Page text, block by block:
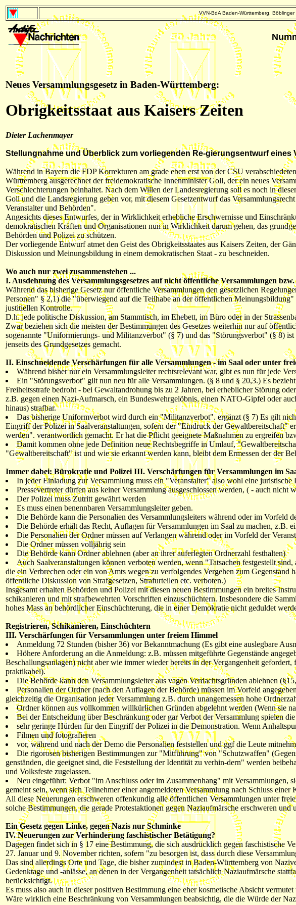
VVN-BdA Baden-Württemberg,
Neues Versammlungsgesetz in Baden-Württemberg:
Obrigkeitsstaat aus Kaisers Zeiten
Dieter Lachenmayer
Stellungnahme und Überblick zum vorliegenden Re-gierungsentwurf eines
Während in Bayern die FDP Korrekturen am grade eben erst von der CSU
Württemberg ausgerechnet der freidemokratische Innenminister Goll, der ein neues
Verschlechterungen beinhaltet. Nach dem Willen der Landesregierung soll es noch in
Goll und die Landsregierung geben vor, mit diesem Gesetzentwurf das
Veranstalter und Behörden".
Angesichts dieses Entwurfes, der in Wirklichkeit erhebliche Erschwernisse und
demokratischen Kräften und Organisationen nun in Wirklichkeit darum gehen, das
Behörden und Polizei zu schützen.
Der vorliegende Entwurf atmet den Geist des Obrigkeitsstaates aus Kaisers Zeiten, der
Diskussion und Meinungsbildung in einem demokratischen Staat - zu beschneiden.
Wo auch nur zwei zusammenstehen ...
I. Ausdehnung des Versammlungsgesetzes auf nicht öffentliche Versammlungen
Während das bisherige Gesetz nur öffentliche Versammlungen den gesetzlichen
Personen" § 2,1) die "überwiegend auf die Teilhabe an der öffentlichen
justitiellen Kontrolle.
D.h. jede politische Diskussion, am Stammtisch, im Ehebett, im Büro oder in der
Zwar beziehen sich die meisten der Bestimmungen des Gesetzes weiterhin nur auf
sogenannte "Uniformierungs- und Militanzverbot" (§ 7) und das "Störungsverbot" (§ 8)
jenseits des Grundgesetzes gemacht.
II. Einschneidende Verschärfungen für alle Versammlungen - im Saal oder unter
Während bisher nur ein Versammlungsleiter rechtsrelevant war, gibt es nun für jede
Ein "Störungsverbot" gilt nun neu für alle Versammlungen. (§ 8 und § 20,3.) Es
Freiheitsstrafe bedroht - bei Gewaltandrohung bis zu 2 Jahren, bei erheblicher Störung
z.B. gegen einen Nazi-Aufmarsch, ein Bundeswehrgelöbnis, einen NATO-Gipfel oder
hinaus) strafbar.
Das bisherige Uniformverbot wird durch ein "Militanzverbot". ergänzt (§ 7) Es gilt
Eingriff der Polizei in Saalveranstaltungen, sofern der "Eindruck der Gewaltbereitschaft"
werden". verantwortlich gemacht. Er hat die Pflicht geeignete Maßnahmen zu ergreifen
Damit kommen ohne jede Definition neue Rechtsbegriffe in Umlauf,
"Gewaltbereitschaft" ist und wie sie erkannt werden kann, bleibt dem Ermessen der der
Immer dabei: Bürokratie und Polizei III. Verschärfungen für Versammlungen im
In jeder Einladung zur Versammlung muss ein "Veranstalter" also wohl eine
Pressevertreter dürfen aus keiner Versammlung ausgeschlossen werden, ( - auch
Der Polizei muss Zutritt gewährt werden
Es muss einen benennbaren Versammlungsleiter geben.
Die Behörde kann die Personalien des Versammlungsleiters während oder im Vorfeld
Die Behörde erhält das Recht, Auflagen für Versammlungen im Saal zu machen, z.B.
Die Personalien der Ordner müssen auf Verlangen während oder im Vorfeld der
Die Ordner müssen volljährig sein
Die Behörde kann Ordner ablehnen (aber an ihrer auferlegten Ordnerzahl festhalten)
Auch Saalveranstaltungen können verboten werden, wenn "Tatsachen festgestellt
die ein Verbrechen oder ein von Amts wegen zu verfolgendes Vergehen zum
öffentliche Diskussion von Strafgesetzen, Strafurteilen etc. verboten.)
Insgesamt erhalten Behörden und Polizei mit diesen neuen Bestimmungen ein breites
schikanieren und mit strafbewehrten Vorschriften einzuschüchtern. Insbesondere die
hohes Mass an behördlicher Einschüchterung, die in einer Demokratie nicht geduldet
Registrieren, Schikanieren, Einschüchtern
III. Verschärfungen für Versammlungen unter freiem Himmel
Anmeldung 72 Stunden (bisher 36) vor Bekanntmachung (Es gibt eine auslegbare
Höhere Anforderung an die Anmeldung: z.B. müssen mitgeführte Gegenstände
Beschallungsanlagen) nicht aber wie immer wieder bereits in der Vergangenheit
praktikabel).
Die Behörde kann den Versammlungsleiter aus vagen Verdachtsgründen ablehnen
Personalien der Ordner (nach den Auflagen der Behörde) müssen im Vorfeld
gleichzeitig die Organisation jeder Versammlung z.B. durch unangemessen hohe
Ordner können aus vollkommen willkürlichen Gründen abgelehnt werden (Wenn sie
Bei der Entscheidung über Beschränkung oder gar Verbot der Versammlung spielen
sehr geringe Hürden für den Eingriff der Polizei in die Demonstration. Wenn
Filmen und fotografieren
vor, während und nach der Demo die Personalien feststellen und ggf die Leute
Die rigorosen bisherigen Bestimmungen zur "Mitführung" von "Schutzwaffen"
genständen, die geeignet sind, die Feststellung der Identität zu verhin-dern" werden
und Volksfeste zugelassen.
Neu eingeführt: Verbot "im Anschluss oder im Zusammenhang" mit Versammlungen,
gemeint sein, wenn sich Teilnehmer einer angemeldeten Versammlung nach Schluss
All diese Neuerungen erschweren offenkundig alle öffentlichen Versammlungen unter
solche Bestimmungen, die gerade Protestaktionen gegen Naziaufmärsche erschweren und
Ein Gesetz gegen Linke, gegen Nazis nur Schminke
IV. Neuerungen zur Verhinderung faschistischer Betätigung?
Dagegen findet sich in § 17 eine Bestimmung, die sich ausdrücklich gegen faschistische
27. Januar und 9. November richten, sofern "zu besorgen ist, dass durch diese
Das sind allerdings Orte und Tage, die bisher zumindest in Baden-Württemberg von
Gedenktage und -anlässe, an denen in der Vergangenheit tatsächlich Naziaufmärsche
berücksichtigt.
Es muss also auch in dieser positiven Bestimmung eine eher kosmetische Absicht vermutet
Wäre wirklich eine Beschränkung von Versammlungen beabsichtig, die die Würde der